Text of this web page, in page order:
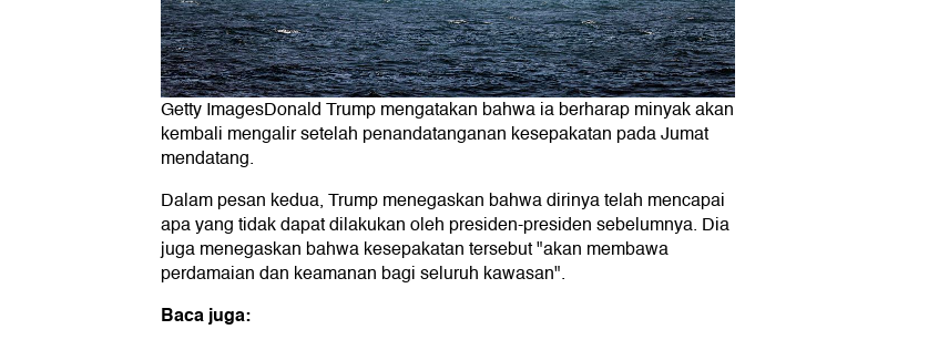
Getty ImagesDonald Trump mengatakan bahwa ia berharap minyak akan
kembali mengalir setelah penandatanganan kesepakatan pada Jumat
mendatang.
Dalam pesan kedua, Trump menegaskan bahwa dirinya telah mencapai
apa yang tidak dapat dilakukan oleh presiden-presiden sebelumnya. Dia
juga menegaskan bahwa kesepakatan tersebut "akan membawa
perdamaian dan keamanan bagi seluruh kawasan".
Baca juga: